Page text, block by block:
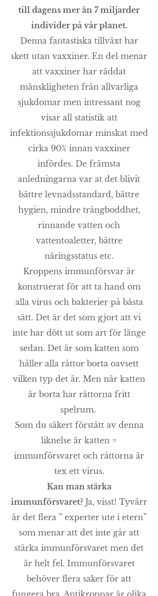
till dagens mer än 7 miljarder
individer på vår planet.
Denna fantastiska tillväxt har
skett utan vaxxiner. En del menar
att vaxxiner har räddat
mänskligheten från allvarliga
sjukdomar men intressant nog
visar all statistik att
infektionssjukdomar minskat med
cirka 90% innan vaxxiner
infördes. De främsta
anledningarna var at det blivit
bättre levnadsstandard, bättre
hygien, mindre trångboddhet,
rinnande vatten och
vattentoaletter, bättre
näringsstatus etc.
Kroppens immunförsvar är
konstruerat för att ta hand om
alla virus och bakterier på bästa
sätt. Det är det som gjort att vi
inte har dött ut som art för länge
sedan. Det är som katten som
håller alla råttor borta oavsett
vilken typ det är. Men när katten
är borta har råttorna fritt
spelrum.
Som du säkert förstått av denna
liknelse är katten =
immunförsvaret och råttorna är
tex ett virus.
Kan man stärka
immunförsvaret? Ja, visst! Tyvärr
är det flera ” experter ute i etern”
som menar att det inte går att
stärka immunförsvaret men det
är helt fel. Immunförsvaret
behöver flera saker för att
fungera bra. Antikroppar är olika